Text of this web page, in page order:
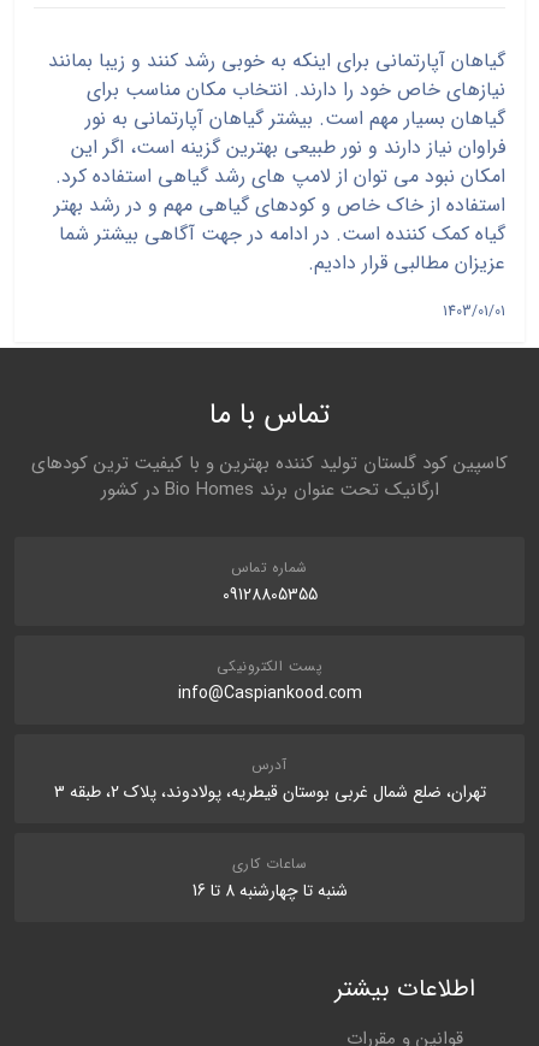
گیاهان آپارتمانی برای اینکه به خوبی رشد کنند و زیبا بمانند
نیازهای خاص خود را دارند. انتخاب مکان مناسب برای
گیاهان بسیار مهم است. بیشتر گیاهان آپارتمانی به نور
فراوان نیاز دارند و نور طبیعی بهترین گزینه است، اگر این
امکان نبود می توان از لامپ های رشد گیاهی استفاده کرد.
استفاده از خاک خاص و کودهای گیاهی مهم و در رشد بهتر
گیاه کمک کننده است. در ادامه در جهت آگاهی بیشتر شما
عزیزان مطالبی قرار دادیم.
1403/01/01
تماس با ما
کاسپین کود گلستان تولید کننده بهترین و با کیفیت ترین کودهای
ارگانیک تحت عنوان برند Bio Homes در کشور
شماره تماس
09128805355
پست الکترونیکی
info@Caspiankood.com
آدرس
تهران، ضلع شمال غربی بوستان قیطریه، پولادوند، پلاک 2، طبقه 3
ساعات کاری
شنبه تا چهارشنبه 8 تا 16
اطلاعات بیشتر
قوانین و مقررات